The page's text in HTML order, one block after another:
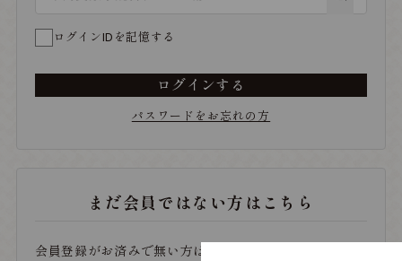
ログインIDを記憶する
ログインする
パスワードをお忘れの方
まだ会員ではない方はこちら
会員登録がお済みで無い方は、こちらから登録をお願い